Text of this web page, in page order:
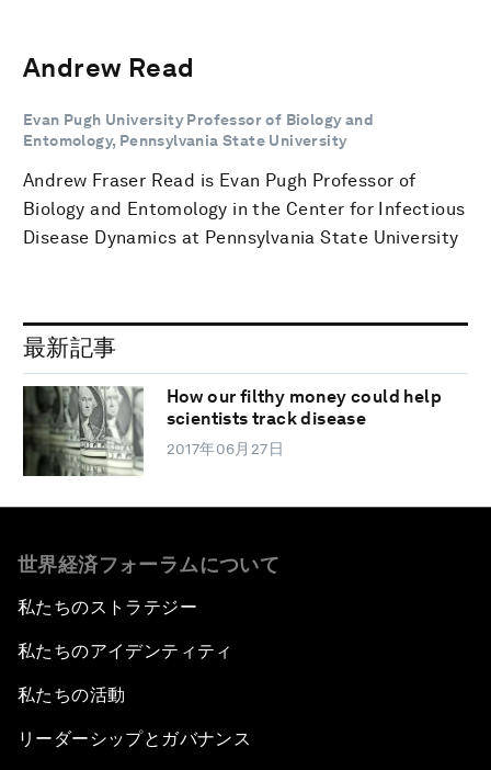
Andrew Read
Evan Pugh University Professor of Biology and
Entomology, Pennsylvania State University
Andrew Fraser Read is Evan Pugh Professor of
Biology and Entomology in the Center for Infectious
Disease Dynamics at Pennsylvania State University
最新記事
How our filthy money could help
scientists track disease
2017年06月27日
世界経済フォーラムについて
私たちのストラテジー
私たちのアイデンティティ
私たちの活動
リーダーシップとガバナンス